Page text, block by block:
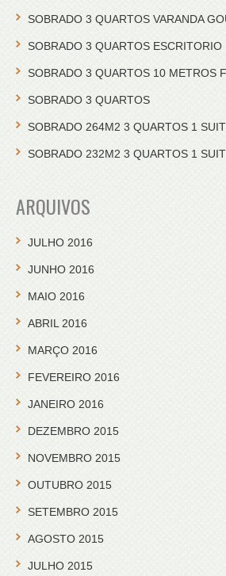
SOBRADO 3 QUARTOS VARANDA
SOBRADO 3 QUARTOS ESCRITORIO
SOBRADO 3 QUARTOS 10 METROS
SOBRADO 3 QUARTOS
SOBRADO 264M2 3 QUARTOS 1
SOBRADO 232M2 3 QUARTOS 1
ARQUIVOS
JULHO 2016
JUNHO 2016
MAIO 2016
ABRIL 2016
MARÇO 2016
FEVEREIRO 2016
JANEIRO 2016
DEZEMBRO 2015
NOVEMBRO 2015
OUTUBRO 2015
SETEMBRO 2015
AGOSTO 2015
JULHO 2015